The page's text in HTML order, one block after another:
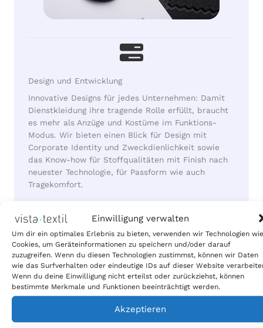
Einwilligung verwalten
Um dir ein optimales Erlebnis zu bieten, verwenden wir Technologien wie
Cookies, um Geräteinformationen zu speichern und/oder darauf
zuzugreifen. Wenn du diesen Technologien zustimmst, können wir Daten
wie das Surfverhalten oder eindeutige IDs auf dieser Website
Wenn du deine Einwilligung nicht erteilst oder zurückziehst, können
bestimmte Merkmale und Funktionen beeinträchtigt werden.
Akzeptieren
Design und Entwicklung
Innovative Designs für jedes Unternehmen: Damit
Dienstkleidung ihre tragende Rolle erfüllt, braucht
es mehr als Anzüge und Kostüme im Funktions-
Modus. Wir bieten einen Blick für Design mit
Corporate Identity und Zweckdienlichkeit sowie
das Know-how für Stoffqualitäten mit Finish nach
neuester Technologie, für Passform wie auch
Tragekomfort.
Produktion und Logistik